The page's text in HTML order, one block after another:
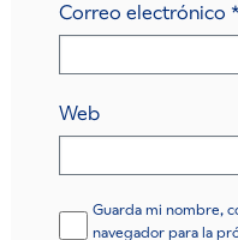
Correo electrónico *
Web
Guarda mi nombre,
navegador para la